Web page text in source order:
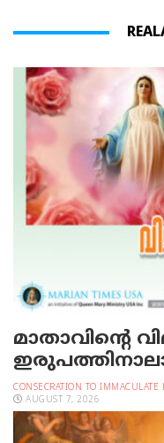
മാതാവിന്റെ
CONSECRATION TO IMMACULATE
AUGUST 7, 2026